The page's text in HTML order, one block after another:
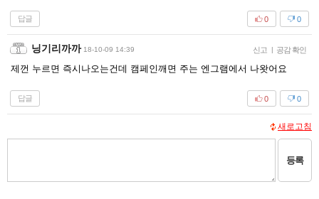
답글 0
0
닝기리까까 18-10-09 14:39 신고 | 공감 확인
제껀 누르면 즉시나오는건데 캠페인깨면 주는 엔그램에서 나왓어요
답글 0
0
새로고침
등록